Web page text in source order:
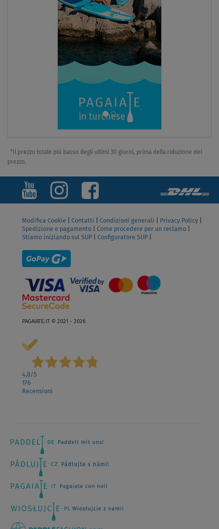
*Il prezzo totale più basso degli ultimi 30 giorni, prima della riduzione del
prezzo.
Modifica Cookie Contatti Condizioni generali Privacy Policy
Spedizione e pagamento
Come procedere per un reclamo
Stiamo iniziando sul SUP
Configuratore SUP
PAGAIATE.IT © 2021 - 2026
4,8/5
176
Recensioni